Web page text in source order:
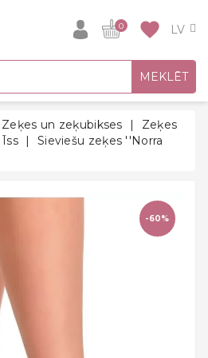
favorite
0
MEKLĒT
Zeķes un zeķubikses
Zeķes
Īss
Sieviešu zeķes ''Norra
-60%